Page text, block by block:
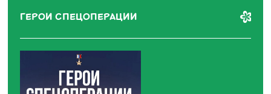
ГЕРОИ СПЕЦОПЕРАЦИИ